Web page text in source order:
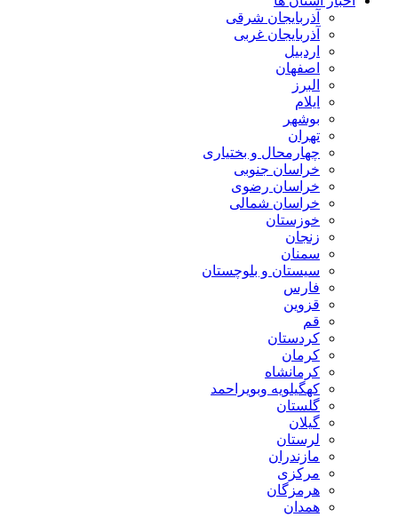
آذربایجان شرقی
آذربایجان غربی
اردبیل
اصفهان
البرز
ایلام
بوشهر
تهران
چهارمحال و بختیاری
خراسان جنوبی
خراسان رضوی
خراسان شمالی
خوزستان
زنجان
سمنان
سیستان و بلوچستان
فارس
قزوین
قم
کردستان
کرمان
کرمانشاه
کهگیلویه وبویراحمد
گلستان
گیلان
لرستان
مازندران
مرکزی
هرمزگان
همدان